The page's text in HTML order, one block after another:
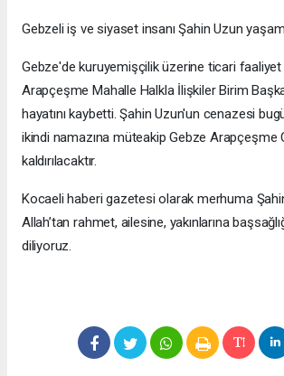
Gebzeli iş ve siyaset insanı Şahin Uzun
Gebze'de kuruyemişçilik üzerine ticari
Arapçeşme Mahalle Halkla İlişkiler Birim
hayatını kaybetti. Şahin Uzun'un cenazesi
ikindi namazına müteakip Gebze Arapçeşme
kaldırılacaktır.
Kocaeli haberi gazetesi olarak merhuma
Allah’tan rahmet, ailesine, yakınlarına
diliyoruz.